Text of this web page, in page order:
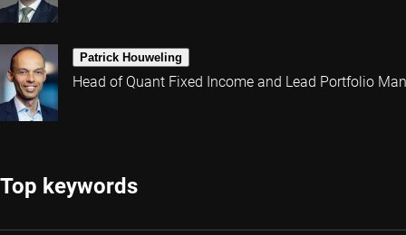
Patrick Houweling
Head of Quant Fixed Income and Lead Portfolio
Top keywords